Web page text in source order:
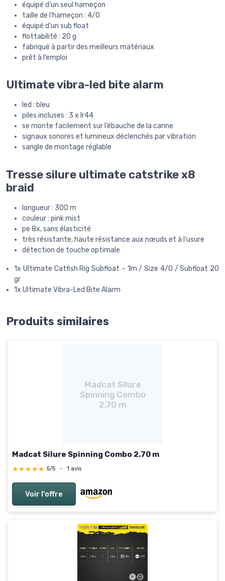
équipé d’un seul hameçon
taille de l’hameçon : 4/0
équipé d’un sub float
flottabilité : 20 g
fabriqué à partir des meilleurs matériaux
prêt à l’emploi
Ultimate vibra-led bite alarm
led : bleu
piles incluses : 3 x lr44
se monte facilement sur l’ébauche de la canne
signaux sonores et lumineux déclenchés par vibration
sangle de montage réglable
Tresse silure ultimate catstrike x8
braid
longueur : 300 m
couleur : pink mist
pe 8x, sans élasticité
très résistante, haute résistance aux nœuds et à l’usure
détection de touche optimale
1x Ultimate Catfish Rig Subfloat – 1m / Size 4/0 / Subfloat 20
gr
1x Ultimate Vibra-Led Bite Alarm
Produits similaires
Madcat Silure
Spinning Combo
2.70 m
Madcat Silure Spinning Combo 2.70 m
★★★★★
★★★★★ 5/5 — 1 avis
Voir l'offre